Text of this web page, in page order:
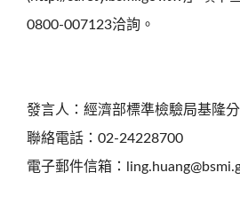
0800-007123洽詢。
發言人：經濟部標準檢驗局基隆
聯絡電話：02-24228700
電子郵件信箱：